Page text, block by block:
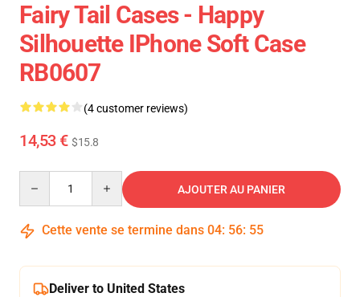
Fairy Tail Cases - Happy
Silhouette IPhone Soft Case
RB0607
(4 customer reviews)
14,53 € $15.8
AJOUTER AU PANIER
Cette vente se termine dans 04: 56: 55
Deliver to United States